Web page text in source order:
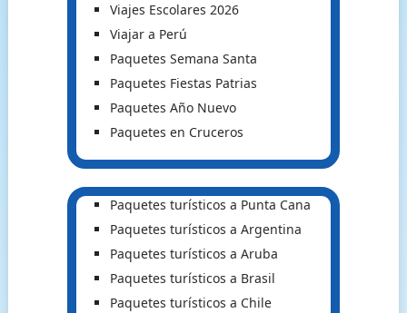
Viajes Escolares 2026
Viajar a Perú
Paquetes Semana Santa
Paquetes Fiestas Patrias
Paquetes Año Nuevo
Paquetes en Cruceros
Paquetes turísticos a Punta Cana
Paquetes turísticos a Argentina
Paquetes turísticos a Aruba
Paquetes turísticos a Brasil
Paquetes turísticos a Chile